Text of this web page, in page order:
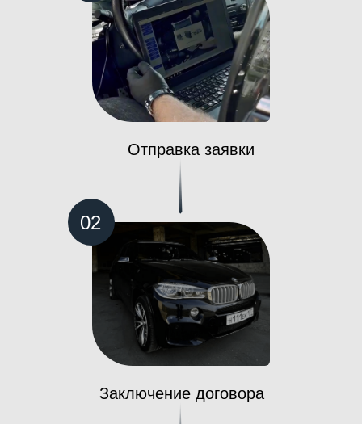
Отправка заявки
Заключение договора
02